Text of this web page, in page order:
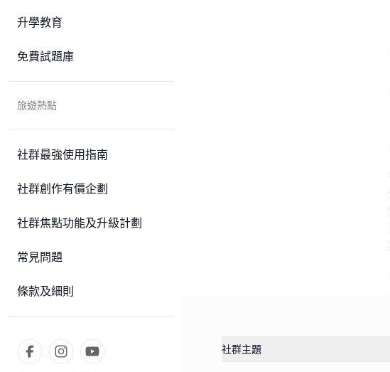
升學教育
免費試題庫
旅遊熱點
社群最強使用指南
社群創作有價企劃
社群焦點功能及升級計劃
常見問題
條款及細則
社群主題